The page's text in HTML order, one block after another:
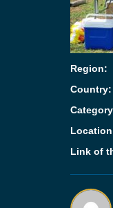
Region:
Country:
Link of